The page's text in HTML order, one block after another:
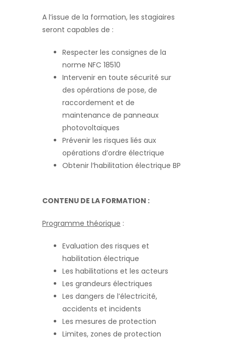
A l’issue de la formation, les stagiaires
seront capables de :
Respecter les consignes de la
norme NFC 18510
Intervenir en toute sécurité sur
des opérations de pose, de
raccordement et de
maintenance de panneaux
photovoltaïques
Prévenir les risques liés aux
opérations d’ordre électrique
Obtenir l’habilitation électrique BP
CONTENU DE LA FORMATION :
Programme théorique :
Evaluation des risques et
habilitation électrique
Les habilitations et les acteurs
Les grandeurs électriques
Les dangers de l’électricité,
accidents et incidents
Les mesures de protection
Limites, zones de protection